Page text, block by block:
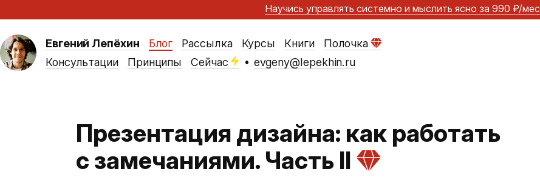
Научись управлять системно и мыслить ясно за 990 ₽/мес
Евгений Лепёхин Блог Рассылка Курсы Книги
Полочка
Консультации
Принципы Сейчас • evgeny@lepekhin.ru
Презентация дизайна: как работать
с замечаниями. Часть II